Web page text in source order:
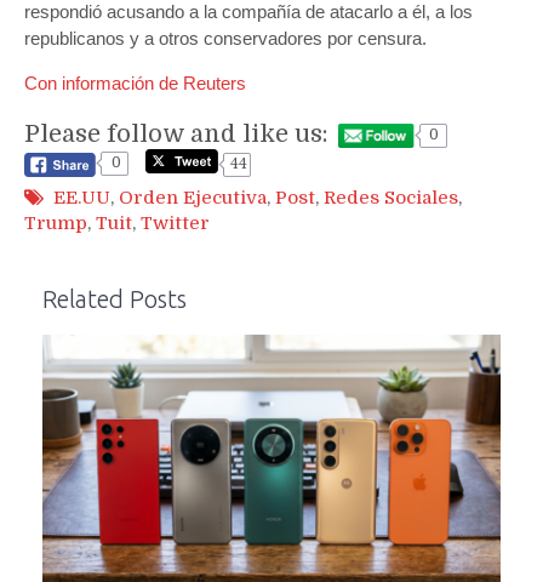
respondió acusando a la compañía de atacarlo a él, a los
republicanos y a otros conservadores por censura.
Con información de Reuters
Please follow and like us:
0
0
44
EE.UU, Orden Ejecutiva, Post, Redes Sociales,
Trump, Tuit, Twitter
Related Posts